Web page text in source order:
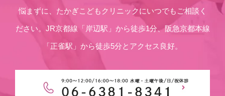
悩まずに、たかぎこどもクリニックにいつでもご相談く
ださい。JR京都線「岸辺駅」から徒歩1分、阪急京都本線
「正雀駅」から徒歩5分とアクセス良好。